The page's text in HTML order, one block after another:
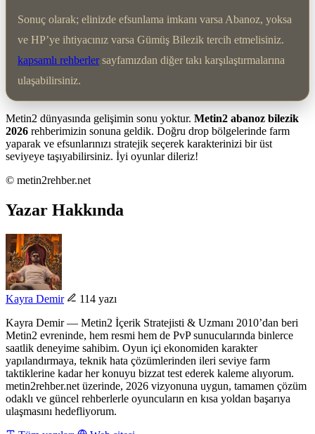
Sonuç olarak; elinizde efsunlama imkanı varsa Abanoz, yoksa
ve HP’ye ihtiyacınız varsa Gümüş Bilezik tercih etmelisiniz.
kapsamlı rehberlersayfamızdan diğer takı karşılaştırmalarına
ulaşabilirsiniz.
Metin2 dünyasında gelişimin sonu yoktur. Metin2 abanoz bilezik
2026 rehberimizin sonuna geldik. Doğru drop bölgelerinde farm
yaparak ve efsunlarınızı stratejik seçerek karakterinizi bir üst
seviyeye taşıyabilirsiniz. İyi oyunlar dileriz!
© metin2rehber.net
Yazar Hakkında
Kayra Demir
114 yazı
Kayra Demir — Metin2 İçerik Stratejisti & Uzmanı 2010’dan beri
Metin2 evreninde, hem resmi hem de PvP sunucularında binlerce
saatlik deneyime sahibim. Oyun içi ekonomiden karakter
yapılandırmaya, teknik hata çözümlerinden ileri seviye farm
taktiklerine kadar her konuyu bizzat test ederek kaleme alıyorum.
metin2rehber.net üzerinde, 2026 vizyonuna uygun, tamamen çözüm
odaklı ve güncel rehberlerle oyuncuların en kısa yoldan başarıya
ulaşmasını hedefliyorum.